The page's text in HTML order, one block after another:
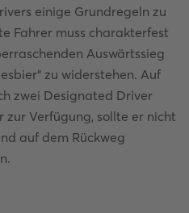
einige Grundregeln zu
Fahrer muss charakterfest
Auswärtssieg
zu widerstehen. Auf
zwei Designated Driver
zur Verfügung, sollte er nicht
auf dem Rückweg